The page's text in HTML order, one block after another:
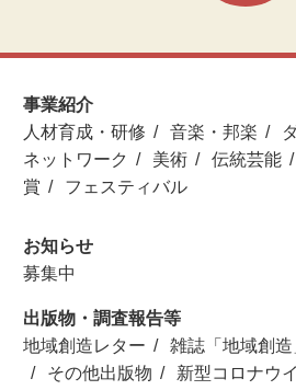
事業紹介
人材育成・研修
音楽・邦楽
ネットワーク
美術 伝統芸能
賞
フェスティバル
お知らせ
募集中
出版物・調査報告等
地域創造レター
雑誌「地域創造
その他出版物
新型コロナウ